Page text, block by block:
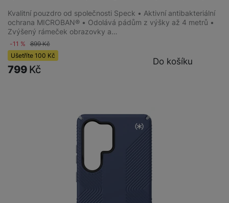
Kvalitní pouzdro od společnosti Speck • Aktivní antibakteriální
ochrana MICROBAN® • Odolává pádům z výšky až 4 metrů •
Zvýšený rámeček obrazovky a…
-11 % 899Kč
Ušetříte 100 Kč
799 Kč
Do košíku